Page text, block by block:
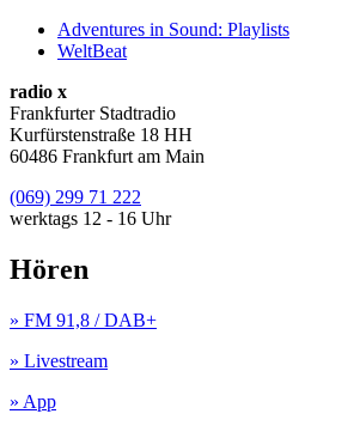
Adventures in Sound: Playlists
WeltBeat
radio x
Frankfurter Stadtradio
Kurfürstenstraße 18 HH
60486 Frankfurt am Main
(069) 299 71 222
werktags 12 - 16 Uhr
Hören
» FM 91,8 / DAB+
» Livestream
» App